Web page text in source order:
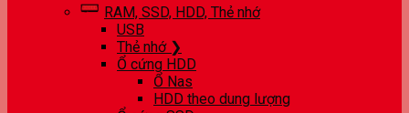
RAM, SSD, HDD, Thẻ nhớ
USB
Thẻ nhớ ❯
Ổ cứng HDD
Ổ Nas
HDD theo dung lượng